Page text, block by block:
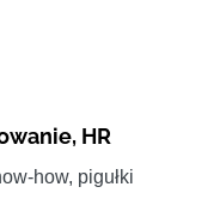
, HR
how, pigułki